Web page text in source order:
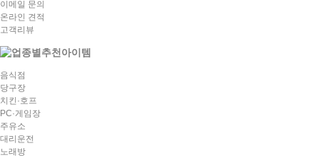
이메일 문의
온라인 견적
고객리뷰
음식점
당구장
치킨·호프
PC·게임장
주유소
대리운전
노래방